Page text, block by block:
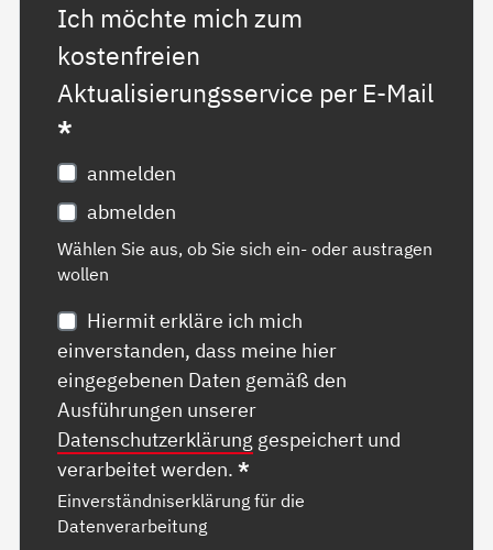
Ich möchte mich zum
kostenfreien
Aktualisierungsservice per E-Mail
*
anmelden
abmelden
Wählen Sie aus, ob Sie sich ein- oder austragen
wollen
Hiermit erkläre ich mich
einverstanden, dass meine hier
eingegebenen Daten gemäß den
Ausführungen unserer
Datenschutzerklärung gespeichert und
verarbeitet werden.*
Einverständniserklärung für die
Datenverarbeitung